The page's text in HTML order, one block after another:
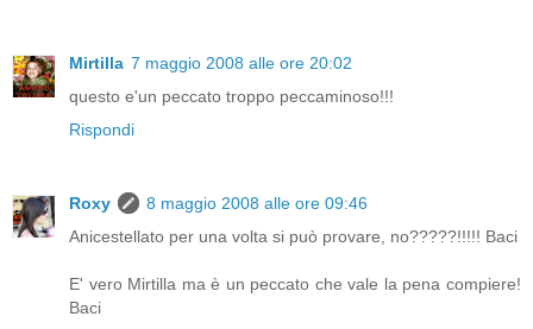
Mirtilla 7 maggio 2008 alle ore 20:02
questo e'un peccato troppo peccaminoso!!!
Rispondi
Roxy
8 maggio 2008 alle ore 09:46
Anicestellato per una volta si può provare, no?????!!!!! Baci
E' vero Mirtilla ma è un peccato che vale la pena compiere!
Baci